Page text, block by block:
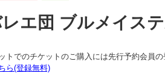
エ団 ブルメイス
トでのチケットのご購入には先行予約会員の
ら(登録無料)